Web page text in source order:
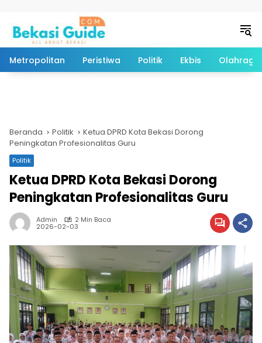
Metropolitan Peristiwa Politik Ekbis Olahraga
Beranda Politik
Ketua DPRD Kota Bekasi Dorong
Peningkatan Profesionalitas Guru
Politik
Ketua DPRD Kota Bekasi Dorong
Peningkatan Profesionalitas Guru
Admin 2 Min Baca
2026-02-03